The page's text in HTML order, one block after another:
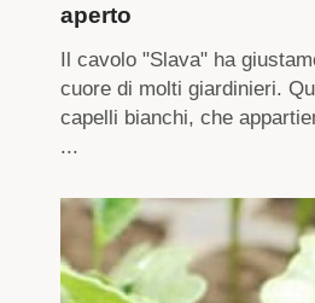
aperto
Il cavolo "Slava" ha
cuore di molti giardinieri.
capelli bianchi, che
...